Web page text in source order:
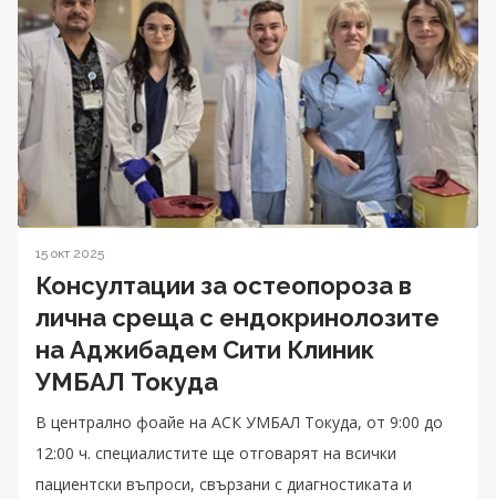
15 окт 2025
Консултации за остеопороза в
лична среща с ендокринолозите
на Аджибадем Сити Клиник
УМБАЛ Токуда
В централно фоайе на АСК УМБАЛ Токуда, от 9:00 до
12:00 ч. специалистите ще отговарят на всички
пациентски въпроси, свързани с диагностиката и